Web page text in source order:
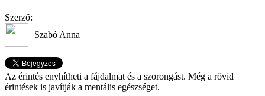
Szerző:
Szabó Anna
Az érintés enyhítheti a fájdalmat és a szorongást. Még a rövid
érintések is javítják a mentális egészséget.